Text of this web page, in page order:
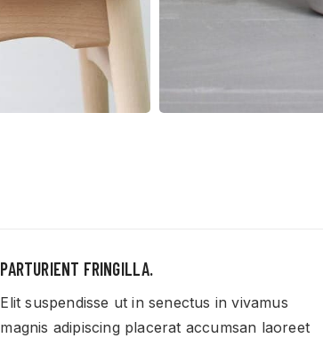
PARTURIENT FRINGILLA.
Elit suspendisse ut in senectus in vivamus
magnis adipiscing placerat accumsan laoreet